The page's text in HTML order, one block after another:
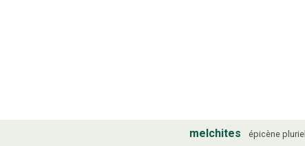
melchites épicène pluriel